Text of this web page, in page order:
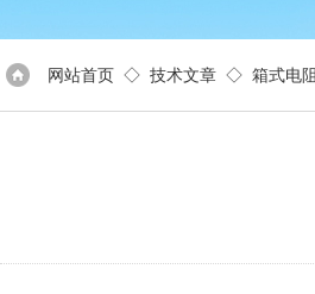
网站首页 ◇ 技术文章 ◇ 箱式电